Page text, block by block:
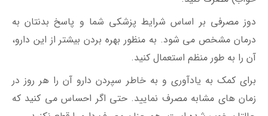
دوز مصرفی بر اساس شرایط پزشکی شما و پاسخ بدنتان به
درمان مشخص می شود. به منظور بهره بردن بیشتر از این دارو،
آن را به طور منظم استعمال کنید.
برای کمک به یادآوری و به خاطر سپردن دارو آن را هر روز در
زمان های مشابه مصرف نمایید. حتی اگر احساس می کنید که